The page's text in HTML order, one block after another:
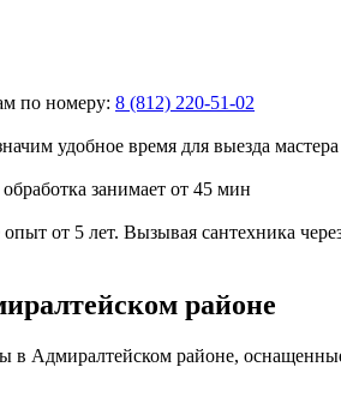
по номеру: 8 (812) 220-51-02
удобное время для выезда мастера
занимает от 45 мин
от 5 лет. Вызывая сантехника
районе
в Адмиралтейском районе,